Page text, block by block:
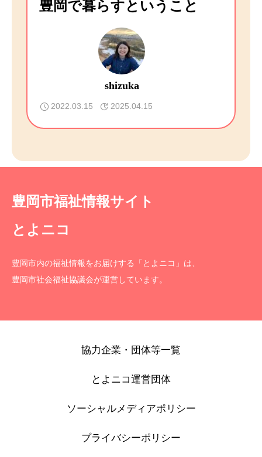
豊岡で暮らすということ
shizuka
2022.03.15 2025.04.15
豊岡市福祉情報サイト
とよニコ
豊岡市内の福祉情報をお届けする「とよニコ」は、
豊岡市社会福祉協議会が運営しています。
協力企業・団体等一覧
とよニコ運営団体
ソーシャルメディアポリシー
プライバシーポリシー